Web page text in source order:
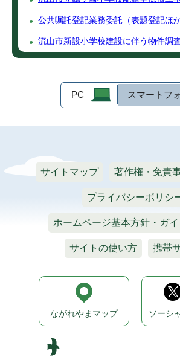
公共嘱託登記業務委託（表題登記ほか
流山市新設小学校建設に伴う物件調
PC スマートフ
サイトマップ 著作権・免責
プライバシーポリシ
ホームページ基本方針・ガ
サイトの使い方 携帯
ながれやまマップ ソーシ